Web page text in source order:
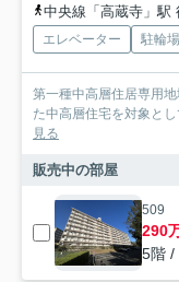
中央線「高蔵寺」駅
エレベーター 駐輪場
第一種中高層住居専用
た中高層住宅を対象と
見る
販売中の部屋
509
290
5階 /